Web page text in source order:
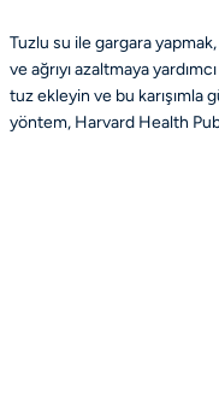
Tuzlu su ile gargara
ve ağrıyı azaltmaya
tuz ekleyin ve bu karışımla
yöntem, Harvard Health